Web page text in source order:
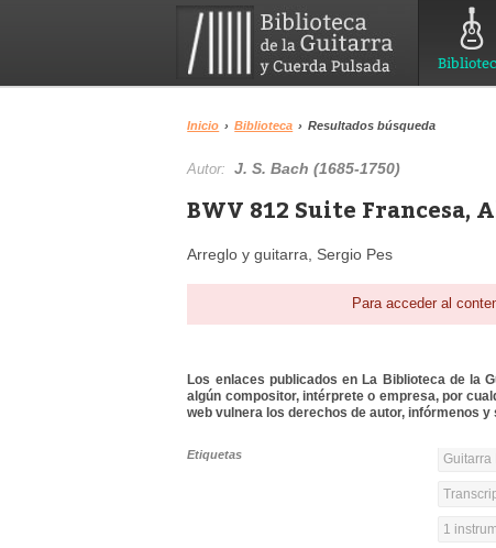
Inicio › Biblioteca › Resultados búsqueda
Autor:J. S. Bach (1685-1750)
BWV 812 Suite Francesa,
Arreglo y guitarra, Sergio Pes
Para acceder al
Los enlaces publicados en La Biblioteca de la
algún compositor, intérprete o empresa, por
web vulnera los derechos de autor, infórmenos y
Etiquetas Guitarra
1